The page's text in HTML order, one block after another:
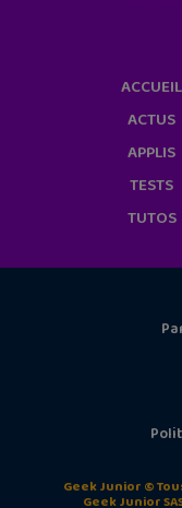
ACCUEIL
ACTUS
APPLIS
TESTS
TUTOS
Geek Junior ©
Geek Junior